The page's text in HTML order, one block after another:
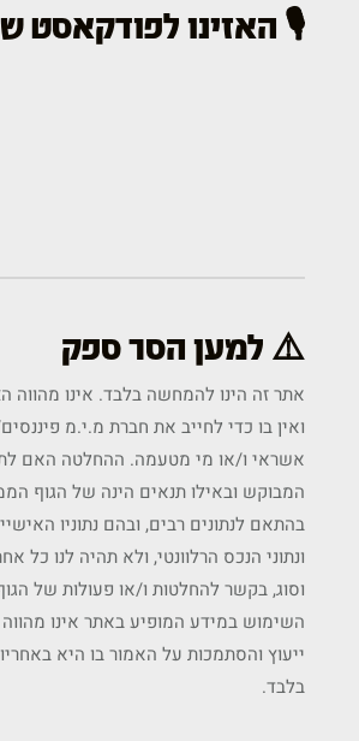
🎙️ האזינו לפודקאסט
⚠️ למען הסר ספק
אתר זה הינו להמחשה בלבד. אינו מהווה
ואין בו כדי לחייב את חברת מ.י.מ
אשראי ו/או מי מטעמה. ההחלטה האם
המבוקש ובאילו תנאים הינה של הגוף
בהתאם לנתונים רבים, ובהם נתוניו
ונתוני הנכס הרלוונטי, ולא תהיה לנו כל
וסוג, בקשר להחלטות ו/או פעולות של
השימוש במידע המופיע באתר אינו
ייעוץ והסתמכות על האמור בו היא
בלבד.